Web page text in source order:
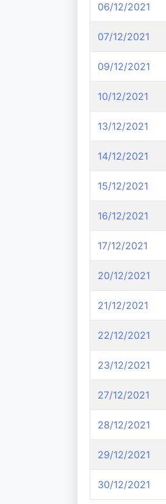
06/12/2021
07/12/2021
09/12/2021
10/12/2021
13/12/2021
14/12/2021
15/12/2021
16/12/2021
17/12/2021
20/12/2021
21/12/2021
22/12/2021
23/12/2021
27/12/2021
28/12/2021
29/12/2021
30/12/2021